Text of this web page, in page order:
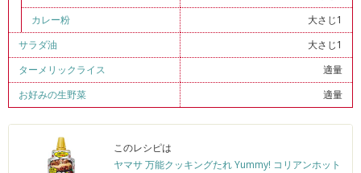
カレー粉
大さじ1
サラダ油
大さじ1
ターメリックライス
適量
お好みの生野菜
適量
このレシピは
ヤマサ 万能クッキングたれ Yummy! コリアンホット